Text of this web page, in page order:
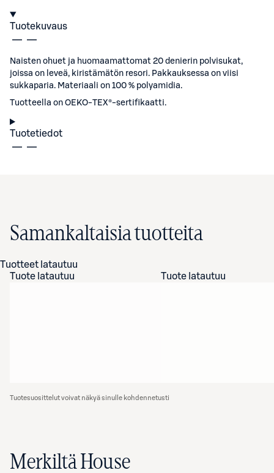
Tuotekuvaus
Naisten ohuet ja huomaamattomat 20 denierin polvisukat,
joissa on leveä, kiristämätön resori. Pakkauksessa on viisi
sukkaparia. Materiaali on 100 % polyamidia.
Tuotteella on OEKO-TEX®-sertifikaatti.
Tuotetiedot
Samankaltaisia tuotteita
Tuotteet latautuu
Tuote latautuu
Tuote latautuu
Tuotesuosittelut voivat näkyä sinulle kohdennetusti
Merkiltä House